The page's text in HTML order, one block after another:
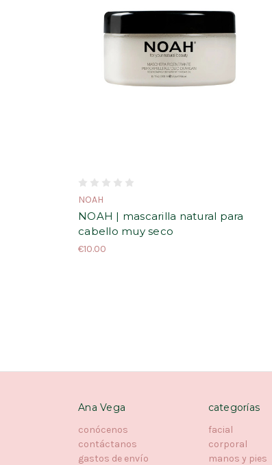
NOAH
NOAH | mascarilla natural para
cabello muy seco
€10.00
Ana Vega
conócenos
contáctanos
gastos de envío
categorías
facial
corporal
manos y pies